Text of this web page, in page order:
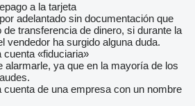
a la tarjeta
adelantado sin documentación que
transferencia de dinero, si durante la
vendedor ha surgido alguna duda.
cuenta «fiduciaria»
alarmarle, ya que en la mayoría de los
cuenta de una empresa con un nombre